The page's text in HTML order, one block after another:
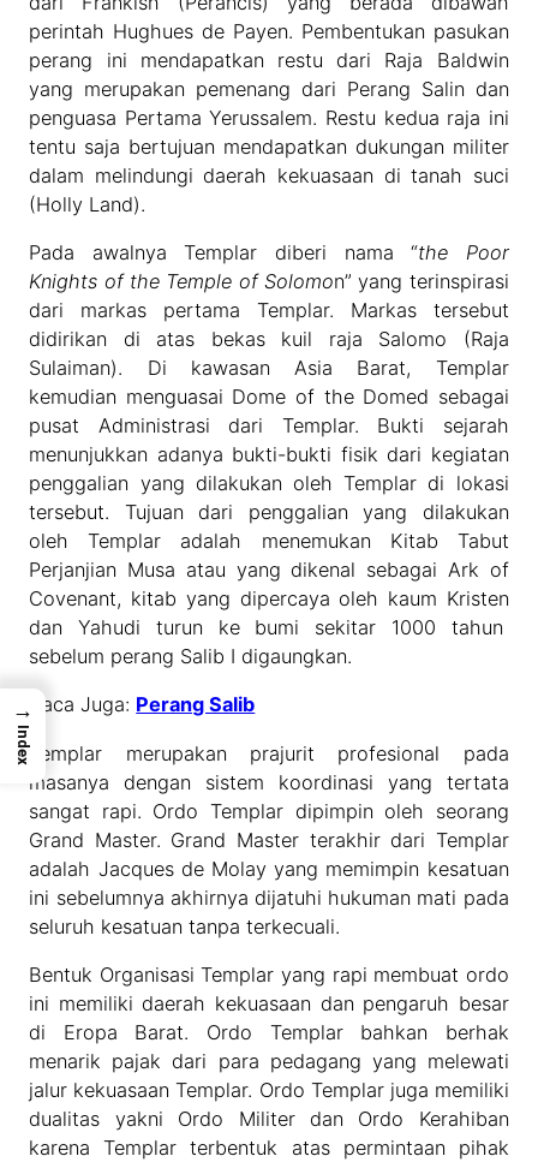
perintah Hughues de Payen. Pembentukan pasukan
perang ini mendapatkan restu dari Raja Baldwin
yang merupakan pemenang dari Perang Salin dan
penguasa Pertama Yerussalem. Restu kedua raja ini
tentu saja bertujuan mendapatkan dukungan militer
dalam melindungi daerah kekuasaan di tanah suci
(Holly Land).
Pada awalnya Templar diberi nama “the Poor
Knights of the Temple of Solomon” yang terinspirasi
dari markas pertama Templar. Markas tersebut
didirikan di atas bekas kuil raja Salomo (Raja
Sulaiman). Di kawasan Asia Barat, Templar
kemudian menguasai Dome of the Domed sebagai
pusat Administrasi dari Templar. Bukti sejarah
menunjukkan adanya bukti-bukti fisik dari kegiatan
penggalian yang dilakukan oleh Templar di lokasi
tersebut. Tujuan dari penggalian yang dilakukan
oleh Templar adalah menemukan Kitab Tabut
Perjanjian Musa atau yang dikenal sebagai Ark of
Covenant, kitab yang dipercaya oleh kaum Kristen
dan Yahudi turun ke bumi sekitar 1000 tahun
sebelum perang Salib I digaungkan.
Baca Juga: Perang Salib
Templar merupakan prajurit profesional pada
masanya dengan sistem koordinasi yang tertata
sangat rapi. Ordo Templar dipimpin oleh seorang
Grand Master. Grand Master terakhir dari Templar
adalah Jacques de Molay yang memimpin kesatuan
ini sebelumnya akhirnya dijatuhi hukuman mati pada
seluruh kesatuan tanpa terkecuali.
Bentuk Organisasi Templar yang rapi membuat ordo
ini memiliki daerah kekuasaan dan pengaruh besar
di Eropa Barat. Ordo Templar bahkan berhak
menarik pajak dari para pedagang yang melewati
jalur kekuasaan Templar. Ordo Templar juga memiliki
dualitas yakni Ordo Militer dan Ordo Kerahiban
karena Templar terbentuk atas permintaan pihak
→
Index